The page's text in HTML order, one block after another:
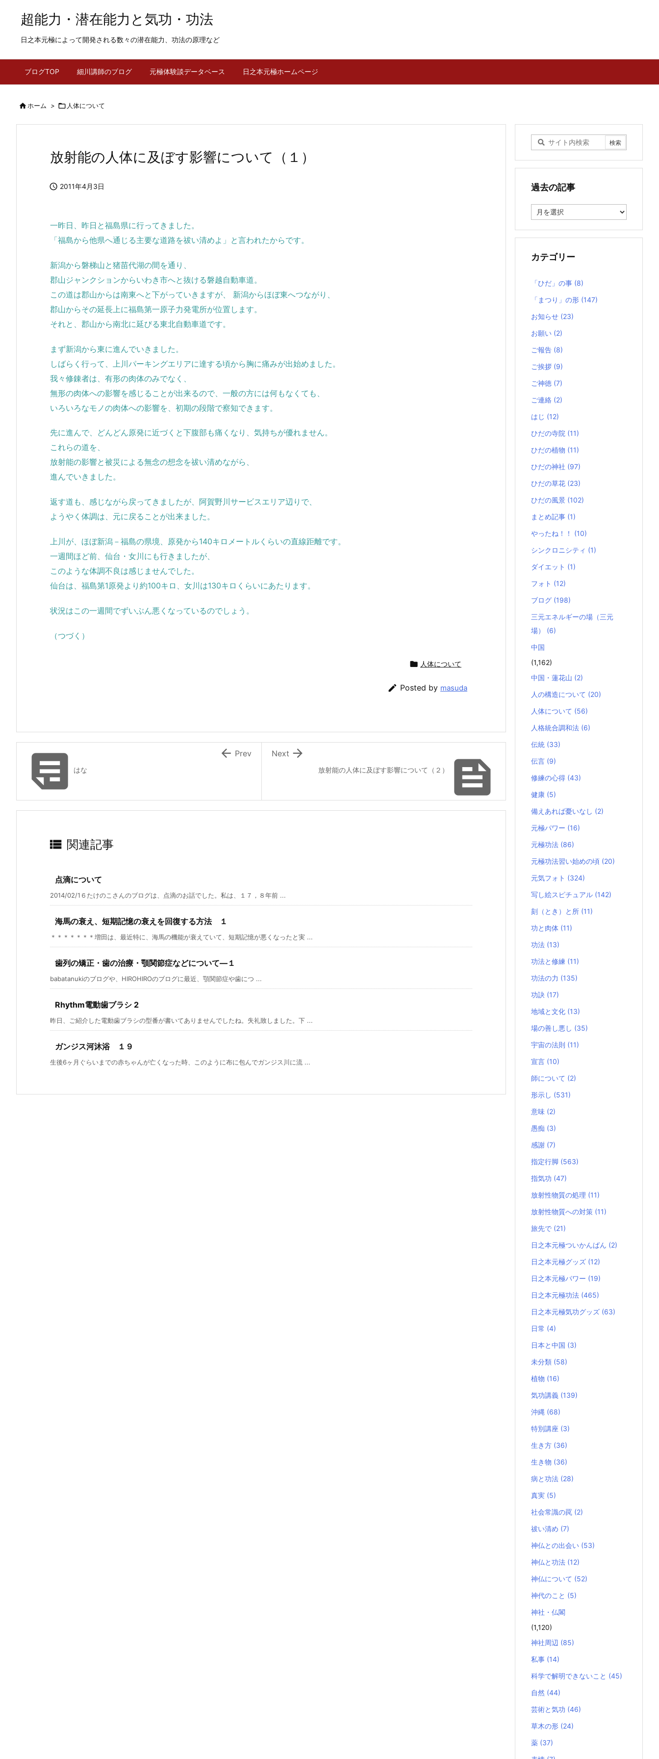
超能力・潜在能力と気功・功法
日之本元極によって開発される数々の潜在能力、功法の原理など
ブログTOP 細川講師のブログ 元極体験談データベース 日之本元極ホームページ
ホーム >  人体について
放射能の人体に及ぼす影響について（１）
 2011年4月3日
一昨日、昨日と福島県に行ってきました。
「福島から他県へ通じる主要な道路を祓い清めよ」と言われたからです。
新潟から磐梯山と猪苗代湖の間を通り、
郡山ジャンクションからいわき市へと抜ける磐越自動車道。
この道は郡山からは南東へと下がっていきますが、 新潟からほぼ東へつながり、
郡山からその延長上に福島第一原子力発電所が位置します。
それと、郡山から南北に延びる東北自動車道です。
まず新潟から東に進んでいきました。
しばらく行って、上川パーキングエリアに達する頃から胸に痛みが出始めました。
我々修錬者は、有形の肉体のみでなく、
無形の肉体への影響を感じることが出来るので、一般の方には何もなくても、
いろいろなモノの肉体への影響を、初期の段階で察知できます。
先に進んで、どんどん原発に近づくと下腹部も痛くなり、気持ちが優れません。
これらの道を、
放射能の影響と被災による無念の想念を祓い清めながら、
進んでいきました。
返す道も、感じながら戻ってきましたが、阿賀野川サービスエリア辺りで、
ようやく体調は、元に戻ることが出来ました。
上川が、ほぼ新潟－福島の県境、原発から140キロメートルくらいの直線距離です。
一週間ほど前、仙台・女川にも行きましたが、
このような体調不良は感じませんでした。
仙台は、福島第1原発より約100キロ、女川は130キロくらいにあたります。
状況はこの一週間でずいぶん悪くなっているのでしょう。
（つづく）
 人体について
 Posted by masuda

放射能の人体に及ぼす影響について（２）

Next
はな
 Prev
 関連記事
点滴について
2014/02/1６たけのこさんのブログは、点滴のお話でした。私は、１７，８年前 ...
海馬の衰え、短期記憶の衰えを回復する方法 １
＊＊＊＊＊＊＊増田は、最近特に、海馬の機能が衰えていて、短期記憶が悪くなったと実 ...
歯列の矯正・歯の治療・顎関節症などについて―１
babatanukiのブログや、HIROHIROのブログに最近、顎関節症や歯につ ...
Rhythm電動歯ブラシ 2
昨日、ご紹介した電動歯ブラシの型番が書いてありませんでしたね。失礼致しました。下 ...
ガンジス河沐浴 １９
生後6ヶ月ぐらいまでの赤ちゃんが亡くなった時、このように布に包んでガンジス川に流 ...
過去の記事
去
記
カテゴリー
「ひだ」の事 (8)
「まつり」の形 (147)
お知らせ (23)
お願い (2)
ご報告 (8)
ご挨拶 (9)
ご神徳 (7)
ご連絡 (2)
はじ (12)
ひだの寺院 (11)
ひだの植物 (11)
ひだの神社 (97)
ひだの草花 (23)
ひだの風景 (102)
まとめ記事 (1)
やったね！！ (10)
シンクロニシティ (1)
ダイエット (1)
フォト (12)
ブログ (198)
三元エネルギーの場（三元
場） (6)
中国
(1,162)
中国・蓮花山 (2)
人の構造について (20)
人体について (56)
人格統合調和法 (6)
伝統 (33)
伝言 (9)
修練の心得 (43)
健康 (5)
備えあれば憂いなし (2)
元極パワー (16)
元極功法 (86)
元極功法習い始めの頃 (20)
元気フォト (324)
写し絵スピチュアル (142)
刻（とき）と所 (11)
功と肉体 (11)
功法 (13)
功法と修練 (11)
功法の力 (135)
功訣 (17)
地域と文化 (13)
場の善し悪し (35)
宇宙の法則 (11)
宣言 (10)
師について (2)
形示し (531)
意味 (2)
愚痴 (3)
感謝 (7)
指定行脚 (563)
指気功 (47)
放射性物質の処理 (11)
放射性物質への対策 (11)
旅先で (21)
日之本元極ついかんばん (2)
日之本元極グッズ (12)
日之本元極パワー (19)
日之本元極功法 (465)
日之本元極気功グッズ (63)
日常 (4)
日本と中国 (3)
未分類 (58)
植物 (16)
気功講義 (139)
沖縄 (68)
特別講座 (3)
生き方 (36)
生き物 (36)
病と功法 (28)
真実 (5)
社会常識の罠 (2)
祓い清め (7)
神仏との出会い (53)
神仏と功法 (12)
神仏について (52)
神代のこと (5)
神社・仏閣
(1,120)
神社周辺 (85)
私事 (14)
科学で解明できないこと (45)
自然 (44)
芸術と気功 (46)
草木の形 (24)
薬 (37)